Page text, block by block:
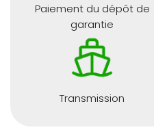
Paiement du dépôt de
garantie
Transmission